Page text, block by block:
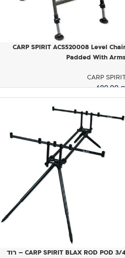
CARP SPIRIT ACS520008 Level
Padded With
CARP
690.00
CARP SPIRIT BLAX ROD POD 3/4 – רוד